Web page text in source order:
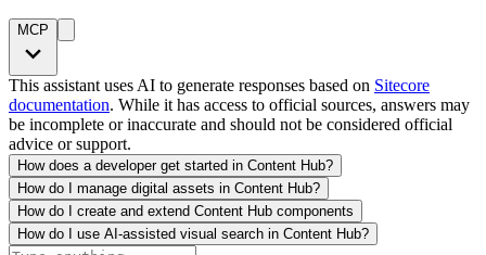
MCP
This assistant uses AI to generate responses based on Sitecore
documentation. While it has access to official sources, answers may
be incomplete or inaccurate and should not be considered official
advice or support.
How does a developer get started in Content Hub?
How do I manage digital assets in Content Hub?
How do I create and extend Content Hub components
How do I use AI-assisted visual search in Content Hub?